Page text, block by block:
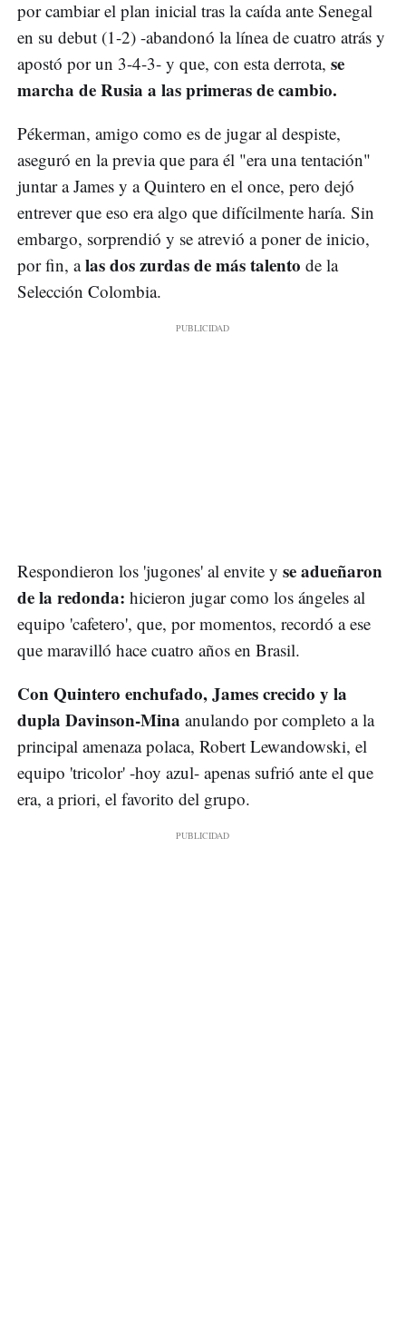
por cambiar el plan inicial tras la caída ante Senegal
en su debut (1-2) -abandonó la línea de cuatro atrás y
apostó por un 3-4-3- y que, con esta derrota, se
marcha de Rusia a las primeras de cambio.
Pékerman, amigo como es de jugar al despiste,
aseguró en la previa que para él "era una tentación"
juntar a James y a Quintero en el once, pero dejó
entrever que eso era algo que difícilmente haría. Sin
embargo, sorprendió y se atrevió a poner de inicio,
por fin, alas dos zurdas de más talento de la
Selección Colombia.
Respondieron los 'jugones' al envite y se adueñaron
de la redonda: hicieron jugar como los ángeles al
equipo 'cafetero', que, por momentos, recordó a ese
que maravilló hace cuatro años en Brasil.
Con Quintero enchufado, James crecido y la
dupla Davinson-Mina anulando por completo a la
principal amenaza polaca, Robert Lewandowski, el
equipo 'tricolor' -hoy azul- apenas sufrió ante el que
era, a priori, el favorito del grupo.